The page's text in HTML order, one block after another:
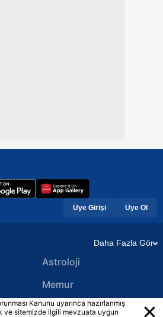
Üye Girişi Üye Ol
Daha Fazla Gör
Astroloji
Memur
Yerel Haberler
Kanunu uyarınca hazırlanmış
ve sitemizde ilgili mevzuata uygun